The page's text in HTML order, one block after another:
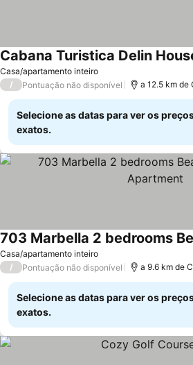
Casa/apartamento inteiro
Cabana Turistica Delin
/ Pontuação não disponível a 12.5 km de
Selecione as datas para ver os
exatos.
Casa/apartamento inteiro
Ver preços
/ Pontuação não disponível a 9.6 km de
Selecione as datas para ver os
exatos.